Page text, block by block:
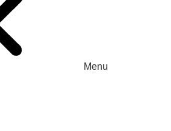
Menu